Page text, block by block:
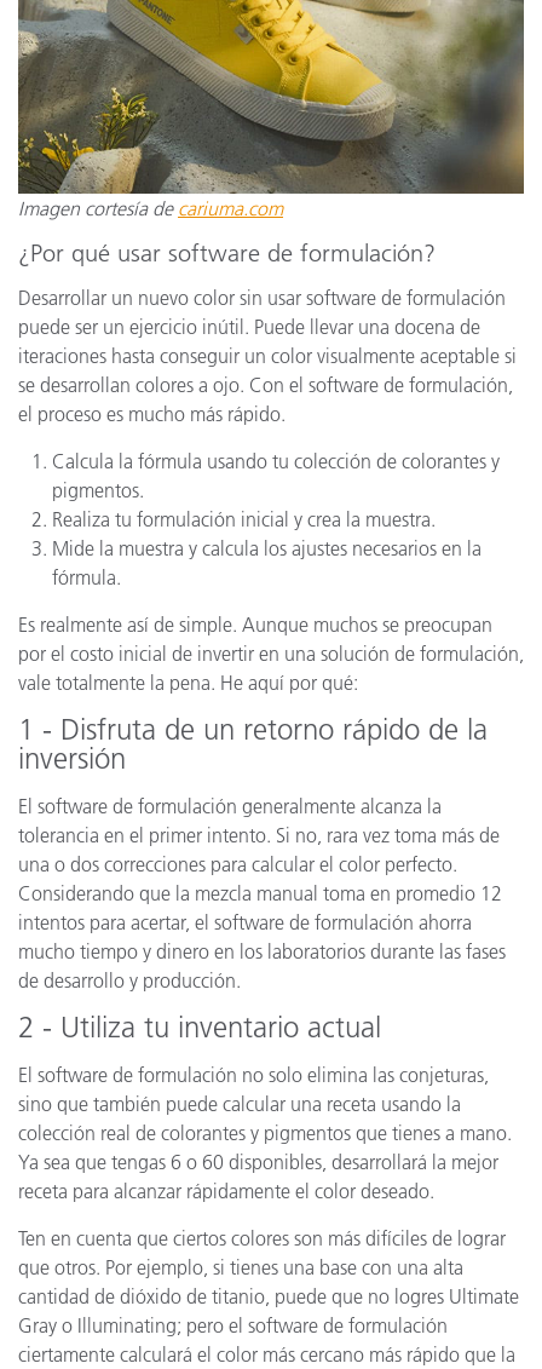
Imagen cortesía de cariuma.com
¿Por qué usar software de formulación?
Desarrollar un nuevo color sin usar software de formulación
puede ser un ejercicio inútil. Puede llevar una docena de
iteraciones hasta conseguir un color visualmente aceptable si
se desarrollan colores a ojo. Con el software de formulación,
el proceso es mucho más rápido.
Calcula la fórmula usando tu colección de colorantes y
pigmentos.
Realiza tu formulación inicial y crea la muestra.
Mide la muestra y calcula los ajustes necesarios en la
fórmula.
Es realmente así de simple. Aunque muchos se preocupan
por el costo inicial de invertir en una solución de formulación,
vale totalmente la pena. He aquí por qué:
1 - Disfruta de un retorno rápido de la
inversión
El software de formulación generalmente alcanza la
tolerancia en el primer intento. Si no, rara vez toma más de
una o dos correcciones para calcular el color perfecto.
Considerando que la mezcla manual toma en promedio 12
intentos para acertar, el software de formulación ahorra
mucho tiempo y dinero en los laboratorios durante las fases
de desarrollo y producción.
2 - Utiliza tu inventario actual
El software de formulación no solo elimina las conjeturas,
sino que también puede calcular una receta usando la
colección real de colorantes y pigmentos que tienes a mano.
Ya sea que tengas 6 o 60 disponibles, desarrollará la mejor
receta para alcanzar rápidamente el color deseado.
Ten en cuenta que ciertos colores son más difíciles de lograr
que otros. Por ejemplo, si tienes una base con una alta
cantidad de dióxido de titanio, puede que no logres Ultimate
Gray o Illuminating; pero el software de formulación
ciertamente calculará el color más cercano más rápido que la